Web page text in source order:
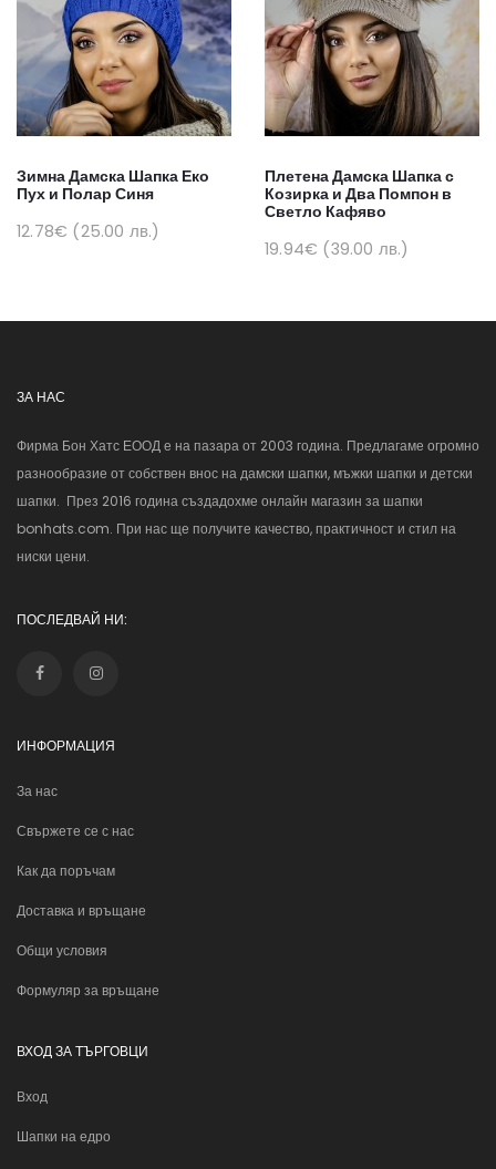
Зимна Дамска Шапка Еко
Пух и Полар Синя
12.78€ (25.00 лв.)
Плетена Дамска Шапка с
Козирка и Два Помпон в
Светло Кафяво
19.94€ (39.00 лв.)
ЗА НАС
Фирма Бон Хатс ЕООД е на пазара от 2003 година. Предлагаме огромно
разнообразие от собствен внос на дамски шапки, мъжки шапки и детски
шапки. През 2016 година създадохме онлайн магазин за шапки
bonhats.com. При нас ще получите качество, практичност и стил на
ниски цени.
ПОСЛЕДВАЙ НИ:
ИНФОРМАЦИЯ
За нас
Свържете се с нас
Как да поръчам
Доставка и връщане
Общи условия
Формуляр за връщане
ВХОД ЗА ТЪРГОВЦИ
Вход
Шапки на едро